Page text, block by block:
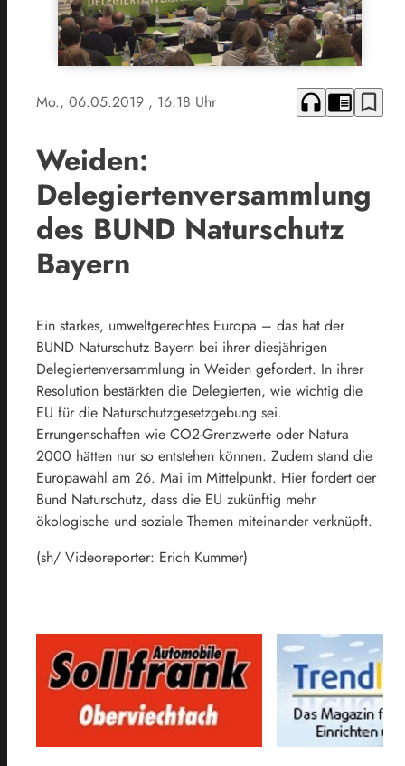
Mo., 06.05.2019 , 16:18 Uhr headphones chrome_reader_mode bookmark_border
Weiden:
Delegiertenversammlung
des BUND Naturschutz
Bayern
Ein starkes, umweltgerechtes Europa – das hat der
BUND Naturschutz Bayern bei ihrer diesjährigen
Delegiertenversammlung in Weiden gefordert. In ihrer
Resolution bestärkten die Delegierten, wie wichtig die
EU für die Naturschutzgesetzgebung sei.
Errungenschaften wie CO2-Grenzwerte oder Natura
2000 hätten nur so entstehen können. Zudem stand die
Europawahl am 26. Mai im Mittelpunkt. Hier fordert der
Bund Naturschutz, dass die EU zukünftig mehr
ökologische und soziale Themen miteinander verknüpft.
(sh/ Videoreporter: Erich Kummer)